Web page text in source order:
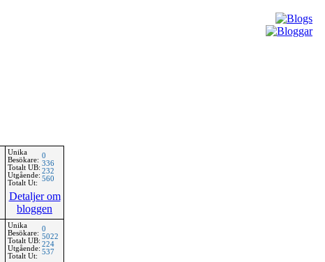
Unika
Besökare:
Totalt UB:
Utgående:
Totalt Ut:
0
336
232
560
Detaljer om
bloggen
Unika
Besökare:
Totalt UB:
Utgående:
Totalt Ut:
0
5022
224
537